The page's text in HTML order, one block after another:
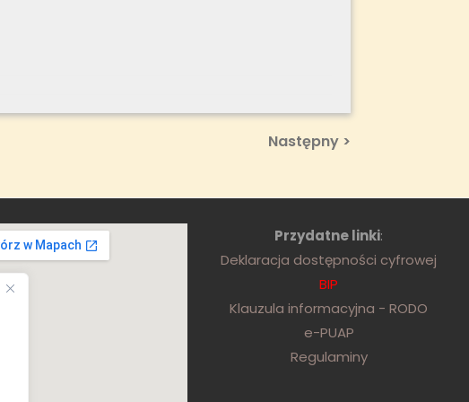
Next
Następny >
Przydatne linki:
Deklaracja dostępności cyfrowej
BIP
Klauzula informacyjna - RODO
e-PUAP
Regulaminy